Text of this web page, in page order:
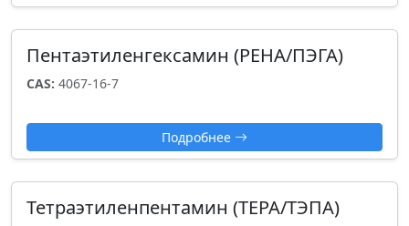
Пентаэтиленгексамин (PEHA/ПЭГА)
CAS: 4067-16-7
Подробнее
Тетраэтиленпентамин (TEPA/ТЭПА)